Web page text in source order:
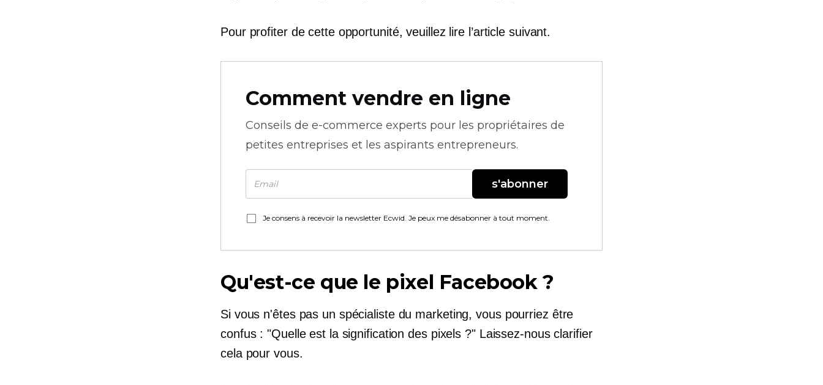
Pour profiter de cette opportunité, veuillez lire l’article suivant.
Comment vendre en ligne
Conseils de e-commerce experts pour les propriétaires de
petites entreprises et les aspirants entrepreneurs.
s'abonner
Je consens à recevoir la newsletter Ecwid. Je peux me désabonner à tout moment.
Qu'est-ce que le pixel Facebook ?
Si vous n'êtes pas un spécialiste du marketing, vous pourriez être
confus : "Quelle est la signification des pixels ?" Laissez-nous clarifier
cela pour vous.